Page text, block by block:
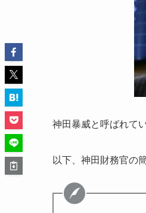
神田暴威と呼ばれて
以下、神田財務官の